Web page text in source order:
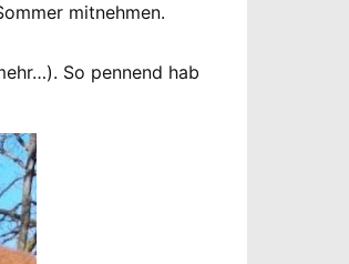
mitnehmen.
So pennend hab